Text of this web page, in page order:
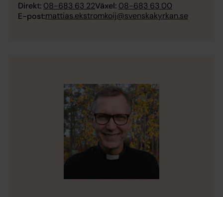
Direkt: 08-683 63 22Växel: 08-683 63 00
E-post:mattias.ekstromkoij@svenskakyrkan.se